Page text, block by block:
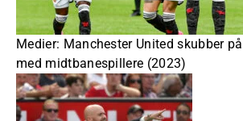
Medier: Manchester United skubber
med midtbanespillere (2023)